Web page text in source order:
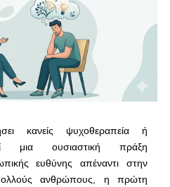
κανείς ψυχοθεραπεία ή
μια ουσιαστική πράξη
ευθύνης απέναντι στην
ανθρώπους, η πρώτη